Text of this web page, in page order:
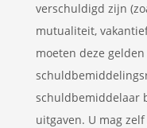
verschuldigd zijn
mutualiteit,
moeten deze
schuldbemiddelaar
uitgaven. U mag